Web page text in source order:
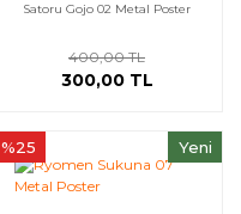
Satoru Gojo 02 Metal Poster
400,00 TL
300,00 TL
Yeni
%25